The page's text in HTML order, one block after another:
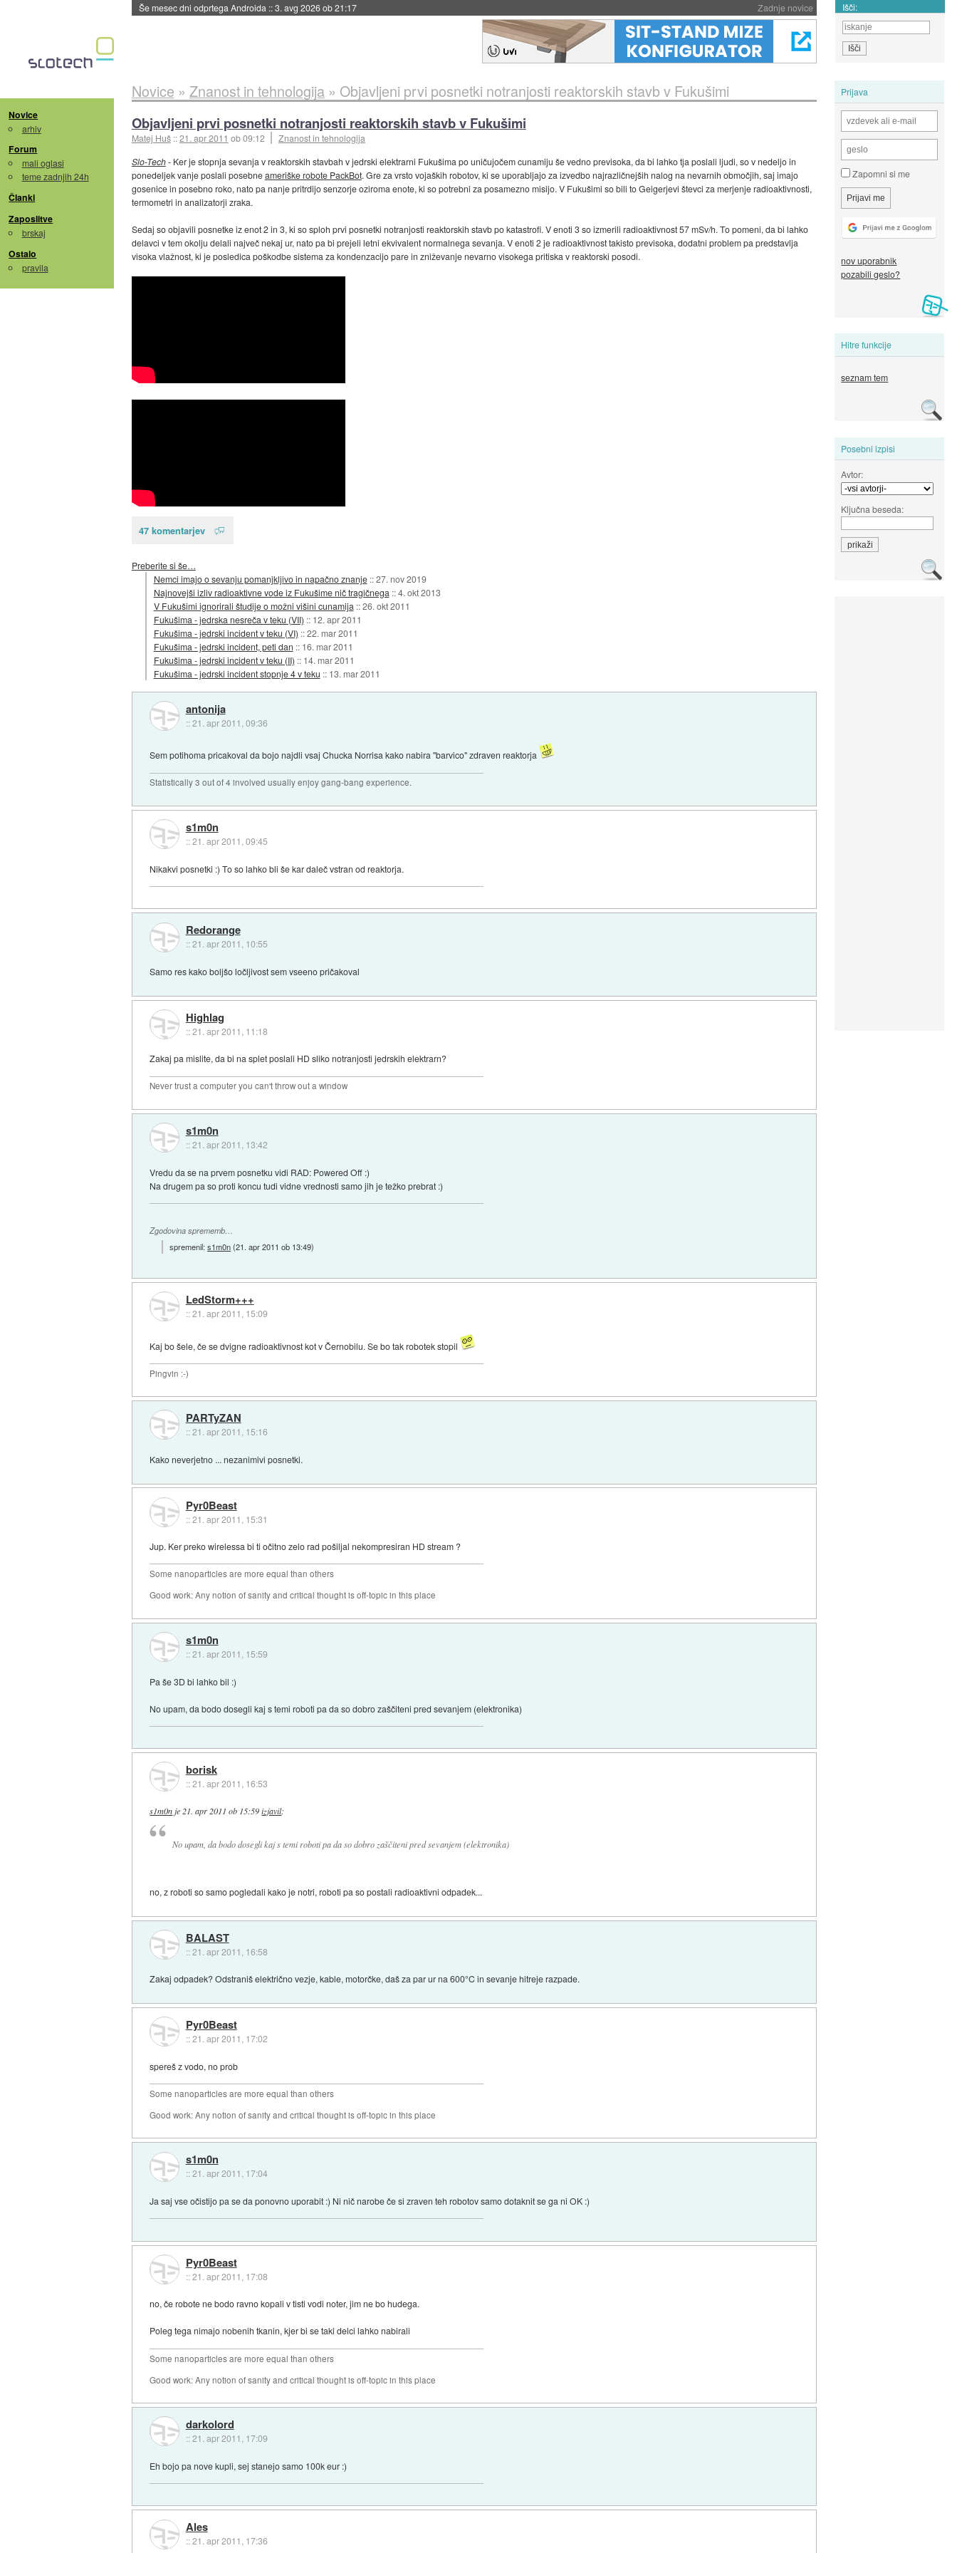
Zadnje novice
Še mesec dni odprtega Androida ::3. avg 2026 ob 21:17 Išči:
Novice
arhiv
Forum
mali oglasi
teme zadnjih 24h
Članki
Zaposlitve
brskaj
Ostalo
pravila
Prijava
Zapomni si me
nov uporabnik
pozabili geslo?
Hitre funkcije
seznam tem
Posebni izpisi
Avtor:
Ključna beseda:
Novice » Znanost in tehnologija» Objavljeni prvi posnetki notranjosti reaktorskih stavb v Fukušimi
Objavljeni prvi posnetki notranjosti reaktorskih stavb v Fukušimi
Matej Huš ::21. apr 2011 ob 09:12
Znanost in tehnologija
Slo-Tech- Ker je stopnja sevanja v reaktorskih stavbah v jedrski elektrarni Fukušima po uničujočem cunamiju še vedno previsoka, da bi lahko tja poslali ljudi, so v nedeljo in
ponedeljek vanje poslali posebneameriške robote PackBot. Gre za vrsto vojaških robotov, ki se uporabljajo za izvedbo najrazličnejših nalog na nevarnih območjih, saj imajo
gosenice in posebno roko, nato pa nanje pritrdijo senzorje oziroma enote, ki so potrebni za posamezno misijo. V Fukušimi so bili to Geigerjevi števci za merjenje radioaktivnosti,
termometri in analizatorji zraka.
Sedaj so objavili posnetke iz enot 2 in 3, ki so sploh prvi posnetki notranjosti reaktorskih stavb po katastrofi. V enoti 3 so izmerili radioaktivnost 57 mSv/h. To pomeni, da bi lahko
delavci v tem okolju delali največ nekaj ur, nato pa bi prejeli letni ekvivalent normalnega sevanja. V enoti 2 je radioaktivnost takisto previsoka, dodatni problem pa predstavlja
visoka vlažnost, ki je posledica poškodbe sistema za kondenzacijo pare in zniževanje nevarno visokega pritiska v reaktorski posodi.
47 komentarjev
Preberite si še…
Nemci imajo o sevanju pomanjkljivo in napačno znanje ::27. nov 2019
Najnovejši izliv radioaktivne vode iz Fukušime nič tragičnega ::4. okt 2013
V Fukušimi ignorirali študije o možni višini cunamija ::26. okt 2011
Fukušima - jedrska nesreča v teku (VII) :: 12. apr 2011
Fukušima - jedrski incident v teku (VI) ::22. mar 2011
Fukušima - jedrski incident, peti dan :: 16. mar 2011
Fukušima - jedrski incident v teku (II) :: 14. mar 2011
Fukušima - jedrski incident stopnje 4 v teku :: 13. mar 2011
antonija
::21. apr 2011, 09:36
Sem potihoma pricakoval da bojo najdli vsaj Chucka Norrisa kako nabira "barvico" zdraven reaktorja
Statistically 3 out of 4 involved usually enjoy gang-bang experience.
s1m0n
::21. apr 2011, 09:45
Nikakvi posnetki :) To so lahko bli še kar daleč vstran od reaktorja.
Redorange
::21. apr 2011, 10:55
Samo res kako boljšo ločljivost sem vseeno pričakoval
Highlag
::21. apr 2011, 11:18
Zakaj pa mislite, da bi na splet poslali HD sliko notranjosti jedrskih elektrarn?
Never trust a computer you can't throw out a window
s1m0n
::21. apr 2011, 13:42
Vredu da se na prvem posnetku vidi RAD: Powered Off :)
Na drugem pa so proti koncu tudi vidne vrednosti samo jih je težko prebrat :)
Zgodovina sprememb…
spremenil:s1m0n(21. apr 2011 ob 13:49)
LedStorm+++
::21. apr 2011, 15:09
Kaj bo šele, če se dvigne radioaktivnost kot v Černobilu. Se bo tak robotek stopil
Pingvin :-)
PARTyZAN
::21. apr 2011, 15:16
Kako neverjetno ... nezanimivi posnetki.
Pyr0Beast
::21. apr 2011, 15:31
Jup. Ker preko wirelessa bi ti očitno zelo rad pošiljal nekompresiran HD stream ?
Some nanoparticles are more equal than others
Good work: Any notion of sanity and critical thought is off-topic in this place
s1m0n
::21. apr 2011, 15:59
Pa še 3D bi lahko bil :)
No upam, da bodo dosegli kaj s temi roboti pa da so dobro zaščiteni pred sevanjem (elektronika)
borisk
::21. apr 2011, 16:53
s1m0n je 21. apr 2011 ob 15:59 izjavil:
No upam, da bodo dosegli kaj s temi roboti pa da so dobro zaščiteni pred sevanjem (elektronika)
no, z roboti so samo pogledali kako je notri, roboti pa so postali radioaktivni odpadek...
BALAST
::21. apr 2011, 16:58
Zakaj odpadek? Odstraniš električno vezje, kable, motorčke, daš za par ur na 600°C in sevanje hitreje razpade.
Pyr0Beast
::21. apr 2011, 17:02
spereš z vodo, no prob
Some nanoparticles are more equal than others
Good work: Any notion of sanity and critical thought is off-topic in this place
s1m0n
::21. apr 2011, 17:04
Ja saj vse očistijo pa se da ponovno uporabit :) Ni nič narobe če si zraven teh robotov samo dotaknit se ga ni OK :)
Pyr0Beast
::21. apr 2011, 17:08
no, če robote ne bodo ravno kopali v tisti vodi noter, jim ne bo hudega.
Poleg tega nimajo nobenih tkanin, kjer bi se taki delci lahko nabirali
Some nanoparticles are more equal than others
Good work: Any notion of sanity and critical thought is off-topic in this place
darkolord
::21. apr 2011, 17:09
Eh bojo pa nove kupli, sej stanejo samo 100k eur :)
Ales
::21. apr 2011, 17:36